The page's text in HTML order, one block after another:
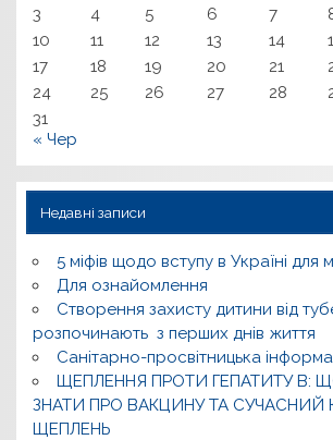
3
4 5 6 7
10
11 12 13 14
17
18 19 20 21
24
25 26 27 28
31
« Чер
Недавні записи
5 міфів щодо вступу в Україні для
Для ознайомлення
Створення захисту дитини від
розпочинають з перших днів життя
Санітарно-просвітницька
ЩЕПЛЕННЯ ПРОТИ ГЕПАТИТУ В:
ЗНАТИ ПРО ВАКЦИНУ ТА СУЧАСНИЙ
ЩЕПЛЕНЬ